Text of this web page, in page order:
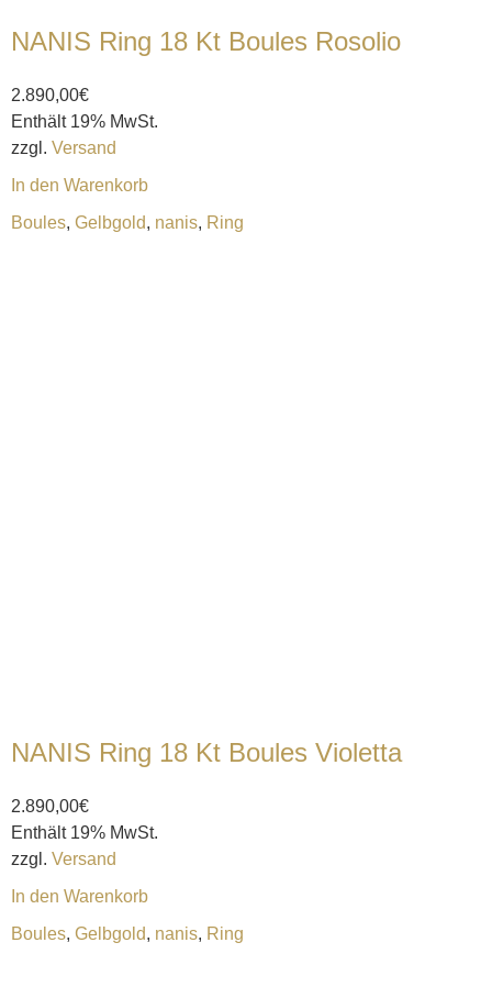
NANIS Ring 18 Kt Boules Rosolio
2.890,00€
Enthält 19% MwSt.
zzgl. Versand
In den Warenkorb
Boules, Gelbgold, nanis, Ring
NANIS Ring 18 Kt Boules Violetta
2.890,00€
Enthält 19% MwSt.
zzgl. Versand
In den Warenkorb
Boules, Gelbgold, nanis, Ring